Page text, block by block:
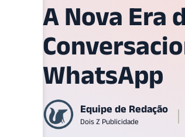
A Nova Era
WhatsApp
Equipe de Redação
Dois Z Publicidade